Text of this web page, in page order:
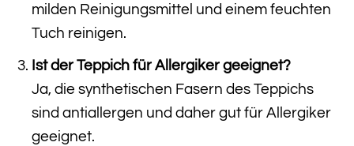
milden Reinigungsmittel und einem feuchten
Tuch reinigen.
Ist der Teppich für Allergiker geeignet?
Ja, die synthetischen Fasern des Teppichs
sind antiallergen und daher gut für Allergiker
geeignet.